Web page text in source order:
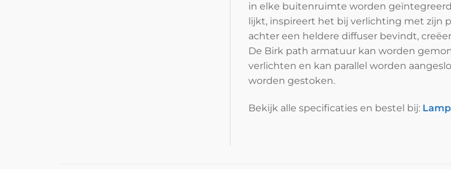
in elke buitenruimte worden
lijkt, inspireert het bij verlichting met zijn
achter een heldere diffuser bevindt,
De Birk path armatuur kan worden
verlichten en kan parallel worden
worden gestoken.
Bekijk alle specificaties en bestel bij: